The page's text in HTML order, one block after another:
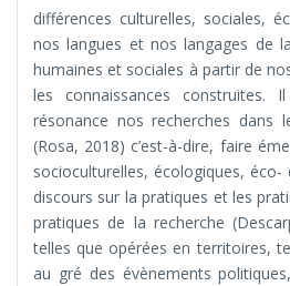
différences culturelles, sociales,
nos langues et nos langages de
humaines et sociales à partir de
les connaissances construites.
résonance nos recherches dans
(Rosa, 2018) c’est-à-dire, faire
socioculturelles, écologiques, éco-
discours sur la pratiques et les
pratiques de la recherche
telles que opérées en territoires,
au gré des évènements